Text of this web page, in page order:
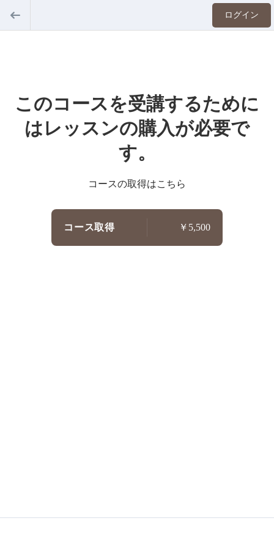
ログイン
このコースを受講するために
はレッスンの購入が必要で
す。
コースの取得はこちら
コース取得 ￥5,500